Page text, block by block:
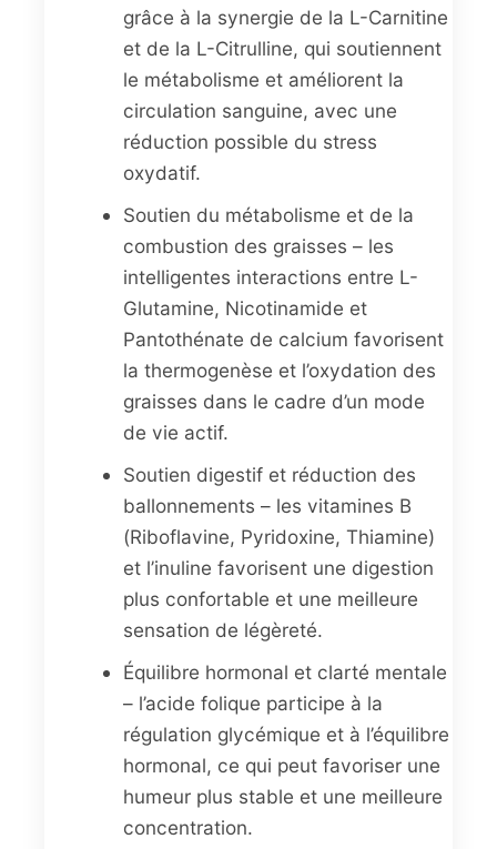
grâce à la synergie de la L-Carnitine
et de la L-Citrulline, qui soutiennent
le métabolisme et améliorent la
circulation sanguine, avec une
réduction possible du stress
oxydatif.
Soutien du métabolisme et de la
combustion des graisses – les
intelligentes interactions entre L-
Glutamine, Nicotinamide et
Pantothénate de calcium favorisent
la thermogenèse et l’oxydation des
graisses dans le cadre d’un mode
de vie actif.
Soutien digestif et réduction des
ballonnements – les vitamines B
(Riboflavine, Pyridoxine, Thiamine)
et l’inuline favorisent une digestion
plus confortable et une meilleure
sensation de légèreté.
Équilibre hormonal et clarté mentale
– l’acide folique participe à la
régulation glycémique et à l’équilibre
hormonal, ce qui peut favoriser une
humeur plus stable et une meilleure
concentration.